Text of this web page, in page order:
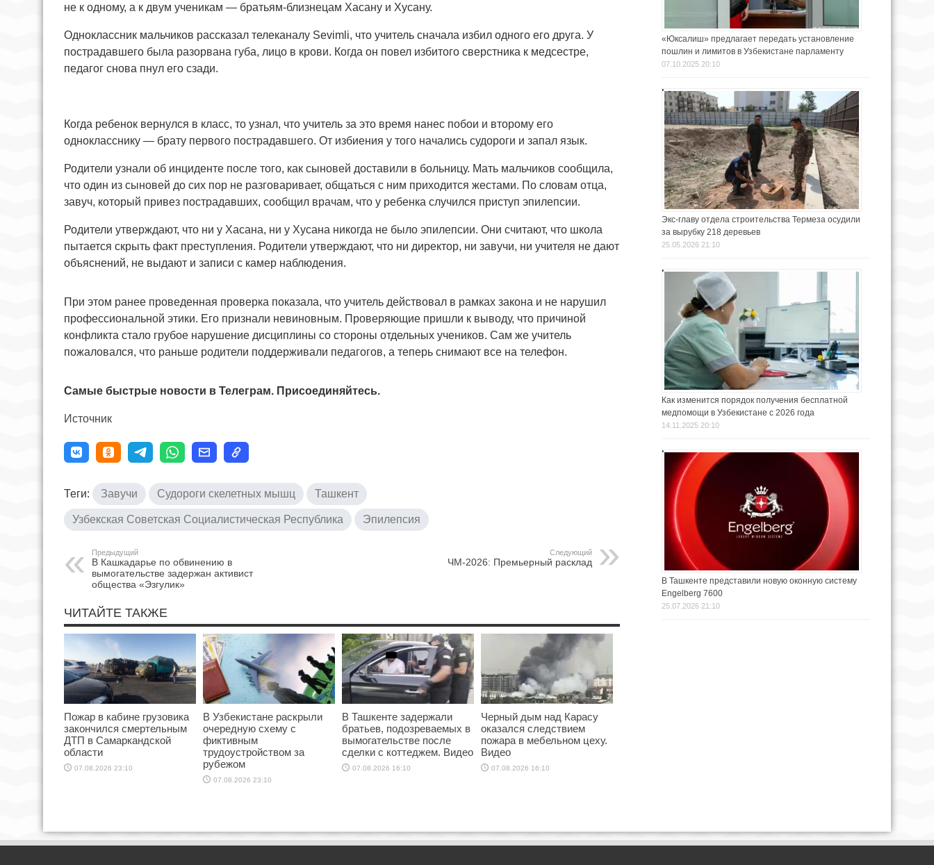
не к одному, а к двум ученикам — братьям-близнецам Хасану и Хусану.
Одноклассник мальчиков рассказал телеканалу Sevimli, что учитель сначала избил одного его друга. У
пострадавшего была разорвана губа, лицо в крови. Когда он повел избитого сверстника к медсестре,
педагог снова пнул его сзади.
Когда ребенок вернулся в класс, то узнал, что учитель за это время нанес побои и второму его
однокласснику — брату первого пострадавшего. От избиения у того начались судороги и запал язык.
Родители узнали об инциденте после того, как сыновей доставили в больницу. Мать мальчиков сообщила,
что один из сыновей до сих пор не разговаривает, общаться с ним приходится жестами. По словам отца,
завуч, который привез пострадавших, сообщил врачам, что у ребенка случился приступ эпилепсии.
Родители утверждают, что ни у Хасана, ни у Хусана никогда не было эпилепсии. Они считают, что школа
пытается скрыть факт преступления. Родители утверждают, что ни директор, ни завучи, ни учителя не дают
объяснений, не выдают и записи с камер наблюдения.
При этом ранее проведенная проверка показала, что учитель действовал в рамках закона и не нарушил
профессиональной этики. Его признали невиновным. Проверяющие пришли к выводу, что причиной
конфликта стало грубое нарушение дисциплины со стороны отдельных учеников. Сам же учитель
пожаловался, что раньше родители поддерживали педагогов, а теперь снимают все на телефон.
Самые быстрые новости в Телеграм. Присоединяйтесь.
Источник
Теги: Завучи Судороги скелетных мышц Ташкент
Узбекская Советская Социалистическая Республика Эпилепсия
Предыдущий
В Кашкадарье по обвинению в
вымогательстве задержан активист
общества «Эзгулик»
Следующий
ЧМ-2026: Премьерный расклад
ЧИТАЙТЕ ТАКЖЕ
Пожар в кабине грузовика
закончился смертельным
ДТП в Самаркандской
области
07.08.2026 23:10
В Узбекистане раскрыли
очередную схему с
фиктивным
трудоустройством за
рубежом
07.08.2026 23:10
В Ташкенте задержали
братьев, подозреваемых в
вымогательстве после
сделки с коттеджем. Видео
07.08.2026 16:10
Черный дым над Карасу
оказался следствием
пожара в мебельном цеху.
Видео
07.08.2026 16:10
«Юксалиш» предлагает передать установление
пошлин и лимитов в Узбекистане парламенту
07.10.2025 20:10
Экс-главу отдела строительства Термеза осудили
за вырубку 218 деревьев
25.05.2026 21:10
Как изменится порядок получения бесплатной
медпомощи в Узбекистане с 2026 года
14.11.2025 20:10
В Ташкенте представили новую оконную систему
Engelberg 7600
25.07.2026 21:10